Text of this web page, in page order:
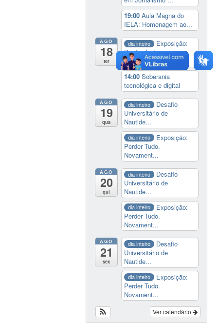
19:00Aula Magna do
IELA: Homenagem ao...
AGO
18
ter
dia inteiro
Exposição:
Perder Tudo.
Novament...
14:00Soberania
tecnológica e digital
AGO
19
qua
dia inteiro
Desafio
Universitário de
Nautide...
dia inteiro
Exposição:
Perder Tudo.
Novament...
AGO
20
qui
dia inteiro
Desafio
Universitário de
Nautide...
dia inteiro
Exposição:
Perder Tudo.
Novament...
AGO
21
sex
dia inteiro
Desafio
Universitário de
Nautide...
dia inteiro
Exposição:
Perder Tudo.
Novament...
Ver calendário